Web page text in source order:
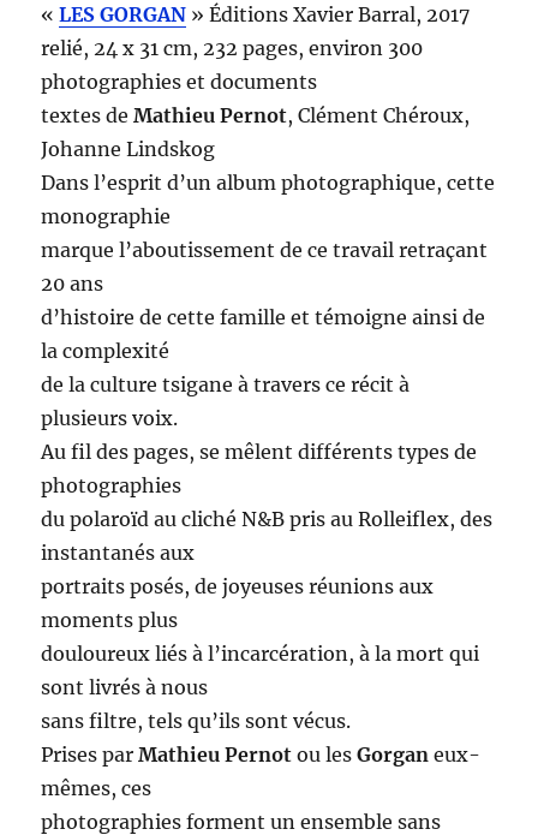
«LES GORGAN » Éditions Xavier Barral, 2017
relié, 24 x 31 cm, 232 pages, environ 300
photographies et documents
textes deMathieu Pernot, Clément Chéroux,
Johanne Lindskog
Dans l’esprit d’un album photographique, cette
monographie
marque l’aboutissement de ce travail retraçant
20 ans
d’histoire de cette famille et témoigne ainsi de
la complexité
de la culture tsigane à travers ce récit à
plusieurs voix.
Au fil des pages, se mêlent différents types de
photographies
du polaroïd au cliché N&B pris au Rolleiflex, des
instantanés aux
portraits posés, de joyeuses réunions aux
moments plus
douloureux liés à l’incarcération, à la mort qui
sont livrés à nous
sans filtre, tels qu’ils sont vécus.
Prises parMathieu Pernot ou les Gorgan eux-
mêmes, ces
photographies forment un ensemble sans